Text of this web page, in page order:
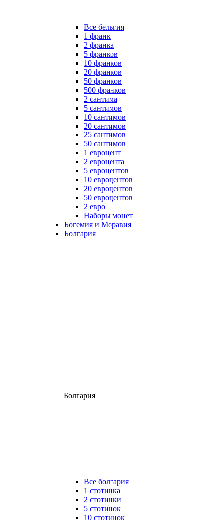
Все бельгия
1 франк
2 франка
5 франков
10 франков
20 франков
50 франков
500 франков
2 сантима
5 сантимов
10 сантимов
20 сантимов
25 сантимов
50 сантимов
1 евроцент
2 евроцента
5 евроцентов
10 евроцентов
20 евроцентов
50 евроцентов
2 евро
Наборы монет
Богемия и Моравия
Болгария
Болгария
Все болгария
1 стотинка
2 стотинки
5 стотинок
10 стотинок